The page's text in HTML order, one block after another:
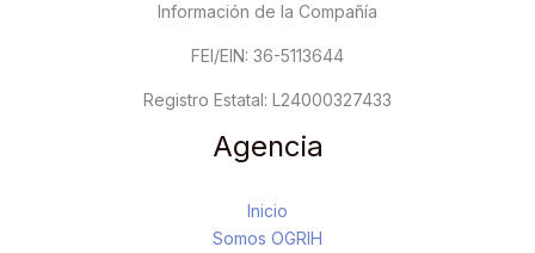
Información de la Compañía
FEI/EIN: 36-5113644
Registro Estatal: L24000327433
Agencia
Inicio
Somos OGRIH